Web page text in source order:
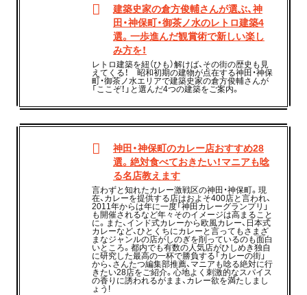
建築史家の倉方俊輔さんが選ぶ、神
田・神保町・御茶ノ水のレトロ建築4
選。一歩進んだ観賞術で新しい楽し
み方を！
レトロ建築を紐（ひも）解けば、その街の歴史も見
えてくる！ 昭和初期の建物が点在する神田・神保
町・御茶ノ水エリアで建築史家の倉方俊輔さんが
「ここぞ！」と選んだ4つの建築をご案内。
神田・神保町のカレー店おすすめ28
選。絶対食べておきたい！マニアも唸
る名店教えます
言わずと知れたカレー激戦区の神田・神保町。現
在、カレーを提供する店はおよそ400店と言われ、
2011年からは年に一度「神田カレーグランプリ」
も開催されるなど年々そのイメージは高まること
に。また、インド式カレーから欧風カレー、日本式
カレーなど、ひとくちにカレーと言ってもさまざ
まなジャンルの店がしのぎを削っているのも面白
いところ。都内でも有数の人気店がひしめき独自
に研究した最高の一杯で勝負する「カレーの街」
から、さんたつ編集部推薦、マニアも唸る絶対に行
きたい28店をご紹介。心地よく刺激的なスパイス
の香りに誘われるがまま、カレー欲を満たしまし
ょう!